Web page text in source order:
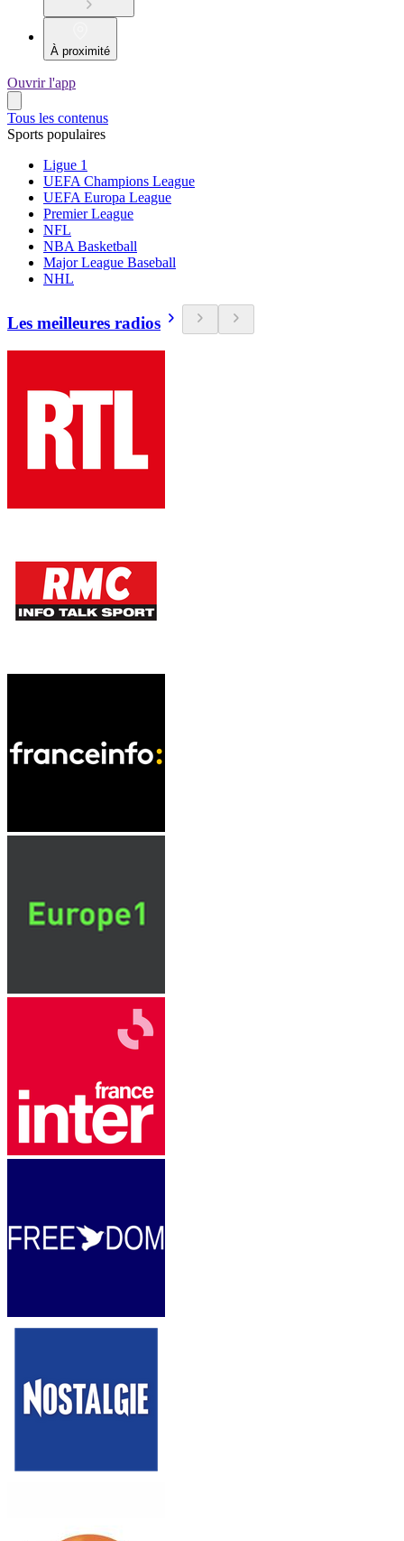
À proximité
Ouvrir l'app
Tous les contenus
Sports populaires
Ligue 1
UEFA Champions League
UEFA Europa League
Premier League
NFL
NBA Basketball
Major League Baseball
NHL
Les meilleures radios